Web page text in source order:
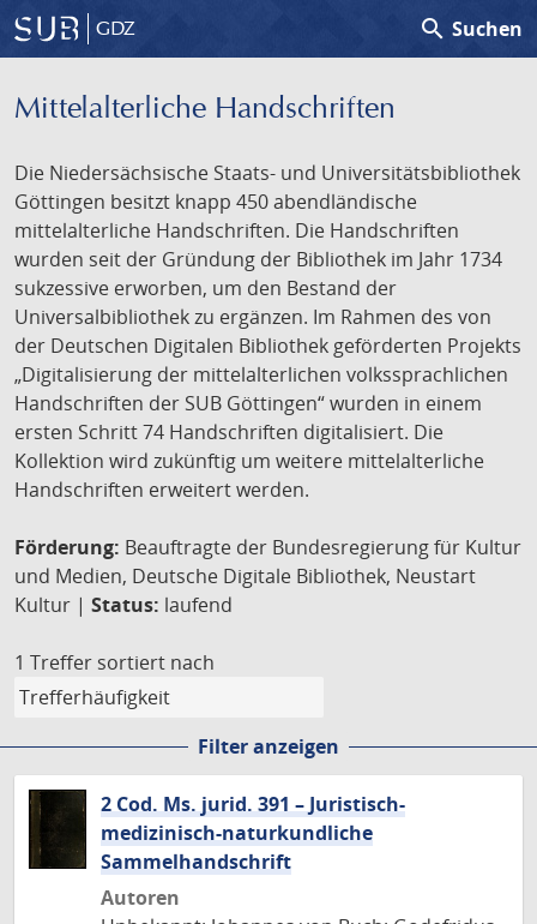
GDZ search Suchen
Mittelalterliche Handschriften
Die Niedersächsische Staats- und Universitätsbibliothek
Göttingen besitzt knapp 450 abendländische
mittelalterliche Handschriften. Die Handschriften
wurden seit der Gründung der Bibliothek im Jahr 1734
sukzessive erworben, um den Bestand der
Universalbibliothek zu ergänzen. Im Rahmen des von
der Deutschen Digitalen Bibliothek geförderten Projekts
„Digitalisierung der mittelalterlichen volkssprachlichen
Handschriften der SUB Göttingen“ wurden in einem
ersten Schritt 74 Handschriften digitalisiert. Die
Kollektion wird zukünftig um weitere mittelalterliche
Handschriften erweitert werden.
Förderung: Beauftragte der Bundesregierung für Kultur
und Medien, Deutsche Digitale Bibliothek, Neustart
Kultur | Status: laufend
1 Treffer sortiert nach
Filter anzeigen
2 Cod. Ms. jurid. 391 – Juristisch-
medizinisch-naturkundliche
Sammelhandschrift
Autoren